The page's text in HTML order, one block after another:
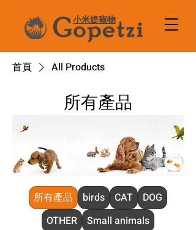
小米媞寵物
首頁 All Products
所有產品
所有產品 birds CAT
DOG
OTHER
Small animals